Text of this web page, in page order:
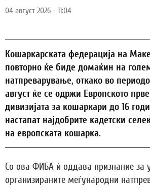
04 август 2026 - 11:04
Кошаркарската федерација на
повторно ќе биде домаќин на
натпреварување, откако во
август ќе се одржи Европското
дивизијата за кошаркари до 16
настапат најдобрите кадетски
на европската кошарка.
Со ова ФИБА ѝ оддава признание за
организираните меѓународни